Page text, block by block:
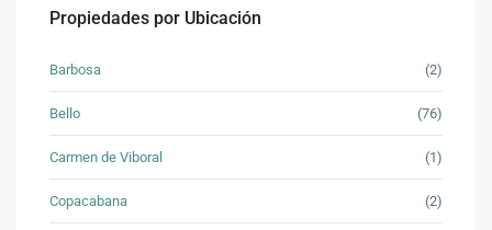
Propiedades por Ubicación
Barbosa (2)
Bello (76)
Carmen de Viboral (1)
Copacabana (2)